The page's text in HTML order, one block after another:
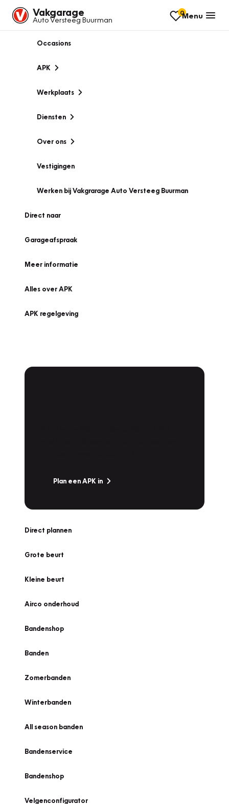
Vakgarage
Auto Versteeg Buurman
0Menu
Occasions
APK
Werkplaats
Diensten
Over ons
Vestigingen
Werken bij Vakgrarage Auto Versteeg Buurman
Direct naar
Garageafspraak
Meer informatie
Alles over APK
APK regelgeving
Plan een APK in
Direct plannen
Grote beurt
Kleine beurt
Airco onderhoud
Bandenshop
Banden
Zomerbanden
Winterbanden
All season banden
Bandenservice
Bandenshop
Velgenconfigurator